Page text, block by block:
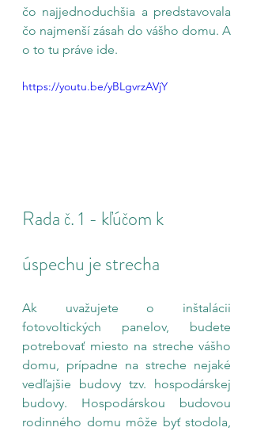
čo najjednoduchšia a predstavovala
čo najmenší zásah do vášho domu. A
o to tu práve ide.
https://youtu.be/yBLgvrzAVjY
Rada č. 1 - kľúčom k
úspechu je strecha
Ak uvažujete o inštalácii
fotovoltických panelov, budete
potrebovať miesto na streche vášho
domu, prípadne na streche nejaké
vedľajšie budovy tzv. hospodárskej
budovy. Hospodárskou budovou
rodinného domu môže byť stodola,